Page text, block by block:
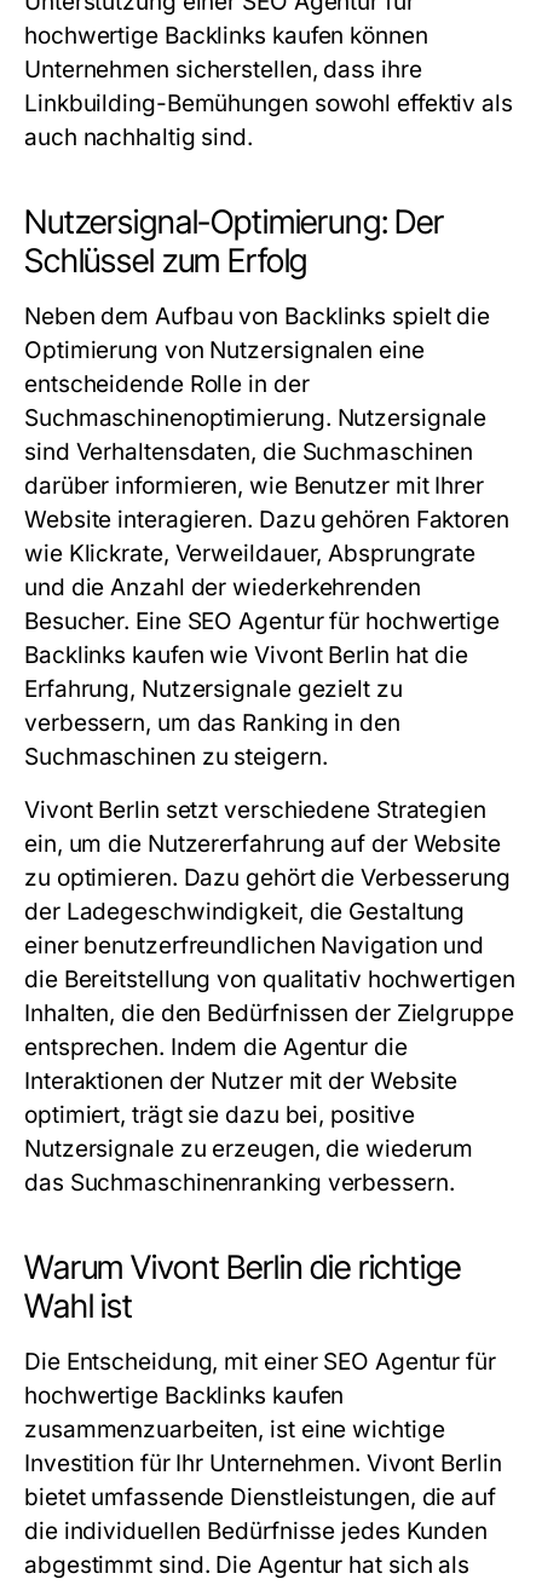
hochwertige Backlinks kaufen können
Unternehmen sicherstellen, dass ihre
Linkbuilding-Bemühungen sowohl effektiv als
auch nachhaltig sind.
Nutzersignal-Optimierung: Der
Schlüssel zum Erfolg
Neben dem Aufbau von Backlinks spielt die
Optimierung von Nutzersignalen eine
entscheidende Rolle in der
Suchmaschinenoptimierung. Nutzersignale
sind Verhaltensdaten, die Suchmaschinen
darüber informieren, wie Benutzer mit Ihrer
Website interagieren. Dazu gehören Faktoren
wie Klickrate, Verweildauer, Absprungrate
und die Anzahl der wiederkehrenden
Besucher. Eine SEO Agentur für hochwertige
Backlinks kaufen wie Vivont Berlin hat die
Erfahrung, Nutzersignale gezielt zu
verbessern, um das Ranking in den
Suchmaschinen zu steigern.
Vivont Berlin setzt verschiedene Strategien
ein, um die Nutzererfahrung auf der Website
zu optimieren. Dazu gehört die Verbesserung
der Ladegeschwindigkeit, die Gestaltung
einer benutzerfreundlichen Navigation und
die Bereitstellung von qualitativ hochwertigen
Inhalten, die den Bedürfnissen der Zielgruppe
entsprechen. Indem die Agentur die
Interaktionen der Nutzer mit der Website
optimiert, trägt sie dazu bei, positive
Nutzersignale zu erzeugen, die wiederum
das Suchmaschinenranking verbessern.
Warum Vivont Berlin die richtige
Wahl ist
Die Entscheidung, mit einer SEO Agentur für
hochwertige Backlinks kaufen
zusammenzuarbeiten, ist eine wichtige
Investition für Ihr Unternehmen. Vivont Berlin
bietet umfassende Dienstleistungen, die auf
die individuellen Bedürfnisse jedes Kunden
abgestimmt sind. Die Agentur hat sich als